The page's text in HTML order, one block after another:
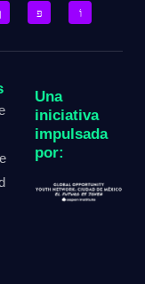
Una
iniciativa
impulsada
por: